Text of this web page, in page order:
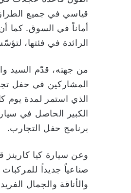
قياسي في جميع
أماناً في السوق. كما
الرائدة في فئتها،
من جهته، قدّم السيد
المشاركين في حفل
الذي استمر لمدة يوم
الكبير الحاصل في
برنامج حفل التجارب.
وعن سيارة كيا كارينز
صناعياً جديداً
والأناقة والجمال